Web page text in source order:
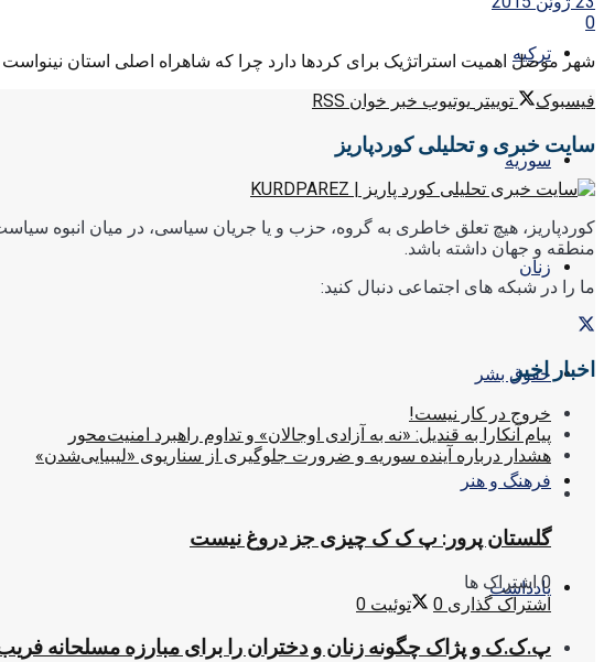
ترکیه
سوریه
زنان
حقوق بشر
فرهنگ و هنر
یادداشت
0
شهر موصل اهمیت استراتژیک برای کردها دارد چرا که شاهراه اصلی استان
فیسبوک
توییتر یوتیوب خبر خوان RSS
سایت خبری و تحلیلی کوردپاریز
کوردپاریز، هیچ تعلق خاطری به گروه، حزب و یا جریان سیاسی، در میان انبوه
منطقه و جهان داشته باشد.
ما را در شبکه های اجتماعی دنبال کنید:
اخبار اخیر
خروج در کار نیست!
پیام آنکارا به قندیل: «نه به آزادی اوجالان» و تداوم راهبرد امنیت‌محور
هشدار درباره آینده سوریه و ضرورت جلوگیری از سناریوی «لیبیایی‌شدن»
گلستان پرور: پ ک ک چیزی جز دروغ نیست
0 اشتراک ها
اشتراک گذاری 0 توئیت 0
پ.ک.ک و پژاک چگونه زنان و دختران را برای مبارزه مسلحانه